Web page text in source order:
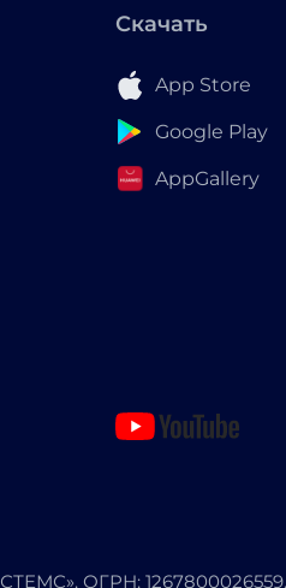
Скачать
App Store
Google Play
AppGallery
ОГРН: 1267800026559.